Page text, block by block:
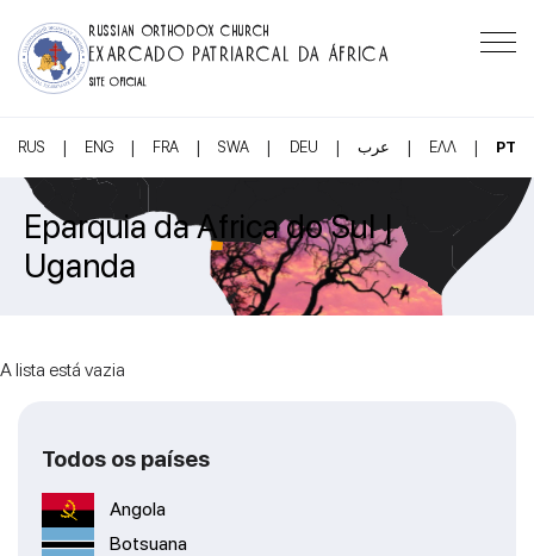
RUSSIAN ORTHODOX CHURCH
EXARCADO PATRIARCAL DA ÁFRICA
SITE OFICIAL
RUS | ENG | FRA | SWA | DEU | عرب | ΕΛΛ | PT
Eparquia da Africa do Sul |
Uganda
A lista está vazia
Todos os países
Angola
Botsuana